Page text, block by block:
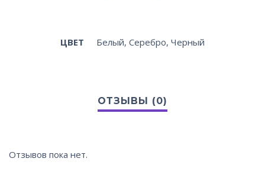
ЦВЕТ Белый, Серебро, Черный
Отзывов пока нет.